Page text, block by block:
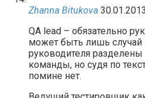
Zhanna Bitukova
QA lead – обязательно
может быть лишь случай
руководителя
команды, но судя по
помине нет.